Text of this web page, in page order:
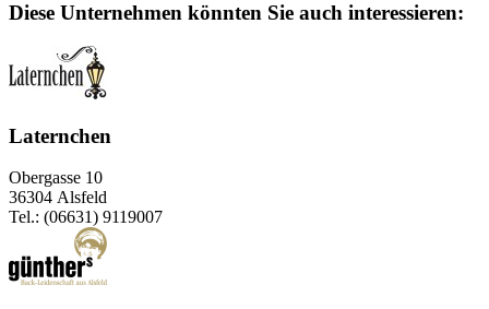
Diese Unternehmen könnten Sie auch interessieren:
Laternchen
Obergasse 10
36304 Alsfeld
Tel.: (06631) 9119007